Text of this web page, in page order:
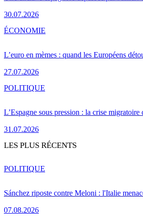
30.07.2026
L’euro en mèmes : quand les Européens
27.07.2026
ÉCONOMIE
L’Espagne sous pression : la crise migratoire
31.07.2026
POLITIQUE
LES PLUS RÉCENTS
Sánchez riposte contre Meloni : l'Italie
07.08.2026
POLITIQUE